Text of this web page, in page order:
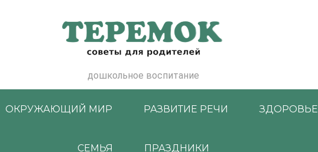
дошкольное воспитание
ОКРУЖАЮЩИЙ МИР РАЗВИТИЕ РЕЧИ ЗДОРОВЬЕ
СЕМЬЯ ПРАЗДНИКИ